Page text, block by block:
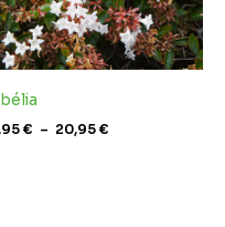
€ – 20,95€